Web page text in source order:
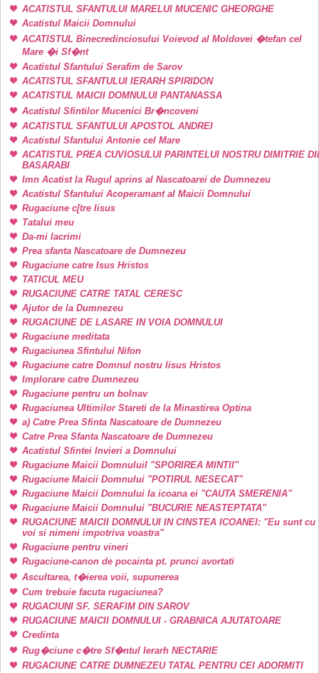
ACATISTUL SFANTULUI MARELUI MUCENIC GHEORGHE
Acatistul Maicii Domnului
ACATISTUL Binecredinciosului Voievod al Moldovei �tefan cel
Mare �i Sf�nt
Acatistul Sfantului Serafim de Sarov
ACATISTUL SFANTULUI IERARH SPIRIDON
ACATISTUL MAICII DOMNULUI PANTANASSA
Acatistul Sfintilor Mucenici Br�ncoveni
ACATISTUL SFANTULUI APOSTOL ANDREI
Acatistul Sfantului Antonie cel Mare
ACATISTUL PREA CUVIOSULUI PARINTELUI NOSTRU DIMITRIE
BASARABI
Imn Acatist la Rugul aprins al Nascatoarei de Dumnezeu
Acatistul Sfantului Acoperamant al Maicii Domnului
Rugaciune c[tre Iisus
Tatalui meu
Da-mi lacrimi
Prea sfanta Nascatoare de Dumnezeu
Rugaciune catre Isus Hristos
TATICUL MEU
RUGACIUNE CATRE TATAL CERESC
Ajutor de la Dumnezeu
RUGACIUNE DE LASARE IN VOIA DOMNULUI
Rugaciune meditata
Rugaciunea Sfintului Nifon
Rugaciune catre Domnul nostru Iisus Hristos
Implorare catre Dumnezeu
Rugaciune pentru un bolnav
Rugaciunea Ultimilor Stareti de la Minastirea Optina
a) Catre Prea Sfinta Nascatoare de Dumnezeu
Catre Prea Sfanta Nascatoare de Dumnezeu
Acatistul Sfintei Invieri a Domnului
Rugaciune Maicii DomnuluiI "SPORIREA MINTII"
Rugaciune Maicii Domnului "POTIRUL NESECAT"
Rugaciune Maicii Domnului la icoana ei "CAUTA SMERENIA"
Rugaciune Maicii Domnului "BUCURIE NEASTEPTATA"
RUGACIUNE MAICII DOMNULUI IN CINSTEA ICOANEI: "Eu sunt cu
voi si nimeni impotriva voastra"
Rugaciune pentru vineri
Rugaciune-canon de pocainta pt. prunci avortati
Ascultarea, t�ierea voii, supunerea
Cum trebuie facuta rugaciunea?
RUGACIUNI SF. SERAFIM DIN SAROV
RUGACIUNE MAICII DOMNULUI - GRABNICA AJUTATOARE
Credinta
Rug�ciune c�tre Sf�ntul Ierarh NECTARIE
RUGACIUNE CATRE DUMNEZEU TATAL PENTRU CEI ADORMITI